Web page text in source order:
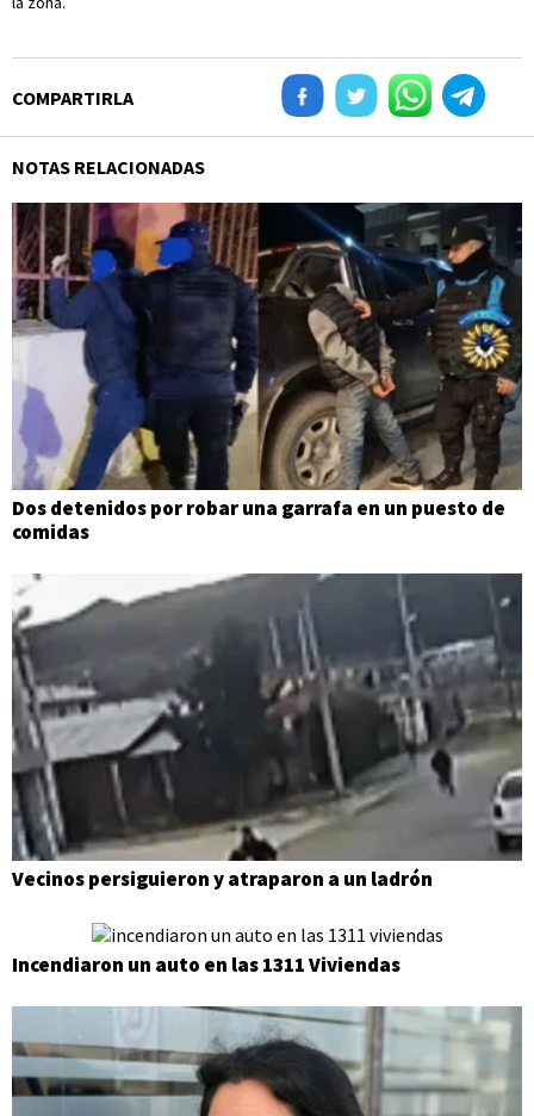
COMPARTIRLA
NOTAS RELACIONADAS
Dos detenidos por robar una garrafa en un puesto de
comidas
Vecinos persiguieron y atraparon a un ladrón
Incendiaron un auto en las 1311 Viviendas